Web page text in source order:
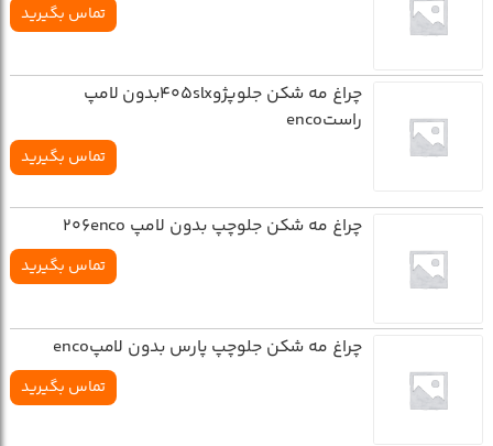
تماس بگیرید
چراغ مه شکن جلوپژو405slxبدون لامپ
راستenco
تماس بگیرید
چراغ مه شکن جلوچپ بدون لامپ 206enco
تماس بگیرید
چراغ مه شکن جلوچپ پارس بدون لامپenco
تماس بگیرید